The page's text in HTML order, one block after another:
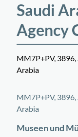
Saudi
Agency
MM7P+PV,
Arabia
+
−
MM7P+PV,
Arabia
Museen und